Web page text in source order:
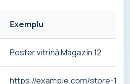
Exemplu
Poster vitrină Magazin 12
https://example.com/store-12